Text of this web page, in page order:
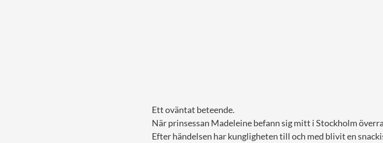
Ett oväntat beteende.
När prinsessan Madeleine befann sig mitt i Stockholm
Efter händelsen har kungligheten till och med blivit en